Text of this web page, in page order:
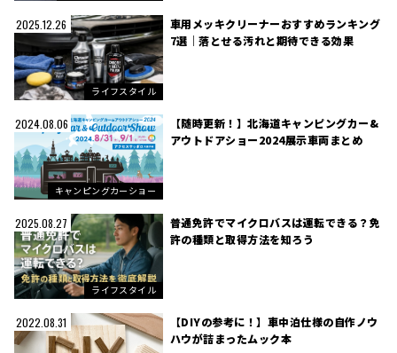
2025.12.26
ライフスタイル
車用メッキクリーナーおすすめランキング
7選｜落とせる汚れと期待できる効果
2024.08.06
キャンピングカーショー
【随時更新！】北海道キャンピングカー&
アウトドアショー2024展示車両まとめ
2025.08.27
ライフスタイル
普通免許でマイクロバスは運転できる？免
許の種類と取得方法を知ろう
2022.08.31
【DIYの参考に！】車中泊仕様の自作ノウ
ハウが詰まったムック本